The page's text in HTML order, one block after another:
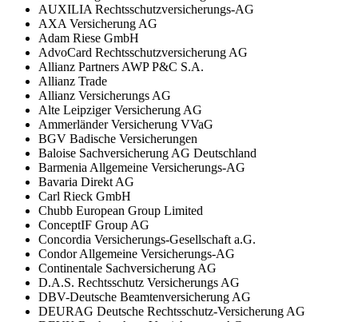
AUXILIA Rechtsschutzversicherungs-AG
AXA Versicherung AG
Adam Riese GmbH
AdvoCard Rechtsschutzversicherung AG
Allianz Partners AWP P&C S.A.
Allianz Trade
Allianz Versicherungs AG
Alte Leipziger Versicherung AG
Ammerländer Versicherung VVaG
BGV Badische Versicherungen
Baloise Sachversicherung AG Deutschland
Barmenia Allgemeine Versicherungs-AG
Bavaria Direkt AG
Carl Rieck GmbH
Chubb European Group Limited
ConceptIF Group AG
Concordia Versicherungs-Gesellschaft a.G.
Condor Allgemeine Versicherungs-AG
Continentale Sachversicherung AG
D.A.S. Rechtsschutz Versicherungs AG
DBV-Deutsche Beamtenversicherung AG
DEURAG Deutsche Rechtsschutz-Versicherung AG